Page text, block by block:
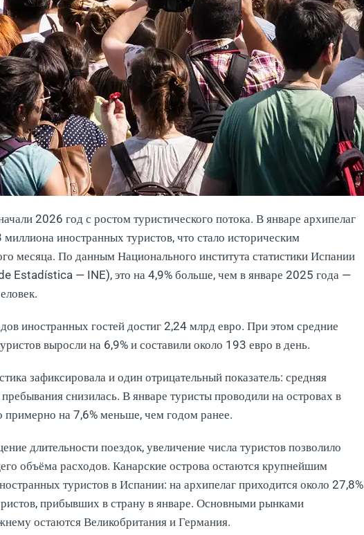
2026 год с ростом туристического потока. В январе архипелаг
иностранных туристов, что стало историческим
месяца. По данным Национального института статистики Испании
Estadística — INE), это на 4,9% больше, чем в январе 2025 года —
иностранных гостей достиг 2,24 млрд евро. При этом средние
выросли на 6,9% и составили около 193 евро в день.
зафиксировала и один отрицательный показатель: средняя
снизилась. В январе туристы проводили на островах в
примерно на 7,6% меньше, чем годом ранее.
длительности поездок, увеличение числа туристов позволило
объёма расходов. Канарские острова остаются крупнейшим
туристов в Испании: на архипелаг приходится около 27,8%
прибывших в страну в январе. Основными рынками
остаются Великобритания и Германия.